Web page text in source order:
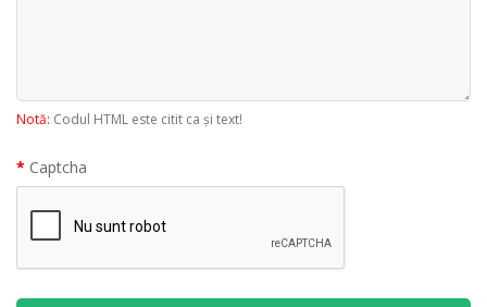
Notă: Codul HTML este citit ca şi text!
Captcha